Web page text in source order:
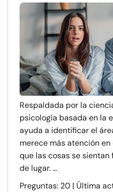
Respaldada por la
psicología basada en la
ayuda a identificar el
merece más atención
que las cosas se
de lugar. ...
Preguntas: 20 | Última